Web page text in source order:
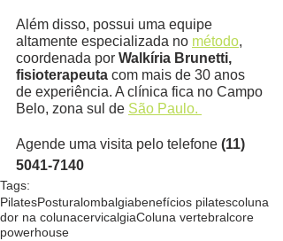
Além disso, possui uma equipe
altamente especializada no método,
coordenada por Walkíria Brunetti,
fisioterapeuta com mais de 30 anos
de experiência. A clínica fica no Campo
Belo, zona sul de São Paulo.
Agende uma visita pelo telefone (11)
5041-7140
Tags:
PilatesPosturalombalgiabenefícios pilatescoluna
dor na colunacervicalgiaColuna vertebralcore
powerhouse